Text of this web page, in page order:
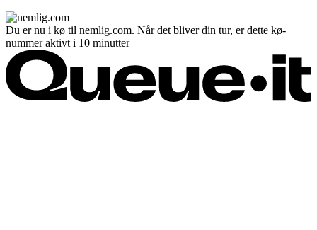
Du er nu i kø til nemlig.com. Når det bliver din tur, er dette kø-
nummer aktivt i 10 minutter